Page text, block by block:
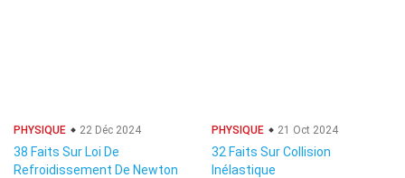
PHYSIQUE 22 Déc 2024
38 Faits Sur Loi De
Refroidissement De Newton
PHYSIQUE 21 Oct 2024
32 Faits Sur Collision
Inélastique